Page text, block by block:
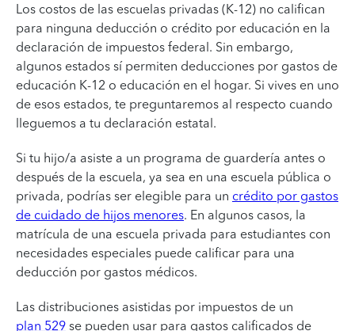
Los costos de las escuelas privadas (K-12) no califican
para ninguna deducción o crédito por educación en la
declaración de impuestos federal. Sin embargo,
algunos estados sí permiten deducciones por gastos de
educación K-12 o educación en el hogar. Si vives en uno
de esos estados, te preguntaremos al respecto cuando
lleguemos a tu declaración estatal.
Si tu hijo/a asiste a un programa de guardería antes o
después de la escuela, ya sea en una escuela pública o
privada, podrías ser elegible para un crédito por gastos
de cuidado de hijos menores. En algunos casos, la
matrícula de una escuela privada para estudiantes con
necesidades especiales puede calificar para una
deducción por gastos médicos.
Las distribuciones asistidas por impuestos de un
plan 529 se pueden usar para gastos calificados de